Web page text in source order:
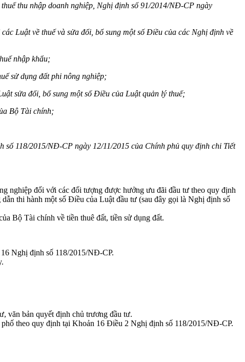
thu nhập doanh nghiệp, Nghị định số 91/2014/NĐ-CP ngày
Luật về thuế và sửa đổi, bổ sung một sốĐiều của các Nghị định về
nhập khẩu;
sử dụng đất phi nông nghiệp;
sửa đổi, bổsung một số Điều của Luật quản lý thuế;
Bộ Tài chính;
số 118/2015/NĐ-CP ngày 12/11/2015 của Chính phủ quy định chi Tiết
nghiệp đối với các đối tượng được hưởng ưu đãi đầu tư theo quy định
thi hành một số Điều của Luật đầu tư (sau đây gọi là Nghị định số
Bộ Tài chính về tiền thuê đất, tiền sử dụng đất.
Nghị định số 118/2015/NĐ-CP.
văn bản quyết định chủ trương đầu tư.
theo quy định tại Khoản 16 Điều 2 Nghị định số 118/2015/NĐ-CP.